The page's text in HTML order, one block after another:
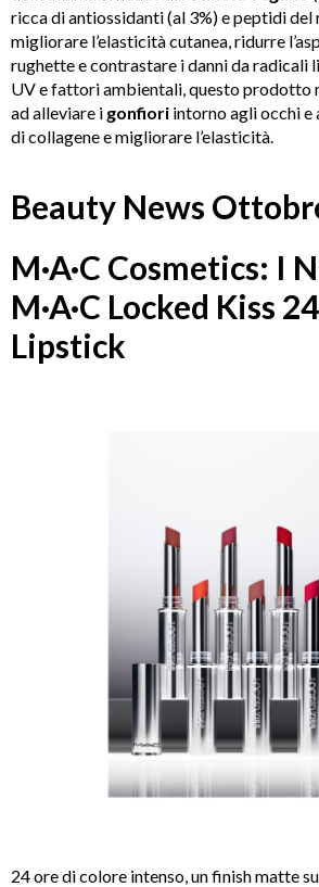
ricca di antiossidanti (al 3%) e peptidi del
migliorare l’elasticità cutanea, ridurre
rughette e contrastare i danni da radicali
UV e fattori ambientali, questo prodotto
ad alleviare i gonfiori intorno agli occhi e
di collagene e migliorare l’elasticità.
Beauty News
M·A·C Cosmetics: I
M·A·C Locked Kiss
Lipstick
24 ore di colore intenso, un finish matte